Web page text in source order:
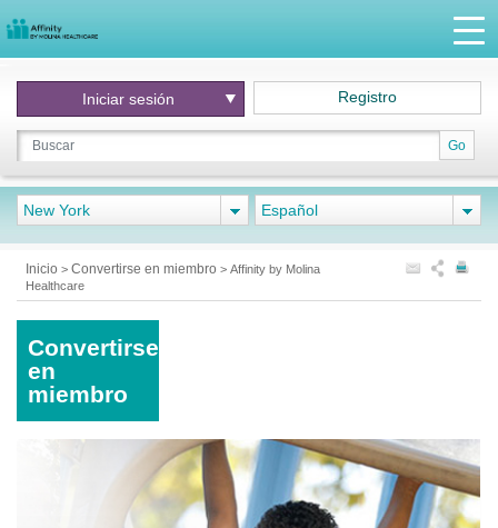
Go
Iniciar sesión Registro
New York Español
Inicio > Convertirse en miembro > Affinity by Molina
Healthcare
Convertirse
en
miembro